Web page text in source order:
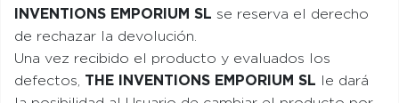
INVENTIONS EMPORIUM SL se reserva el derecho
de rechazar la devolución.
Una vez recibido el producto y evaluados los
defectos, THE INVENTIONS EMPORIUM SL le dará